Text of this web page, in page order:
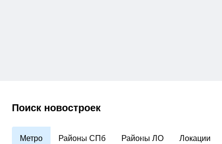
Поиск новостроек
Метро Районы СПб Районы ЛО Локации